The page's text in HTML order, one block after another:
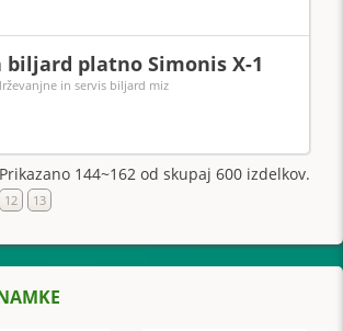
biljard platno Simonis X-1
in servis biljard miz
Prikazano 144~162 od skupaj 600 izdelkov.
12 13